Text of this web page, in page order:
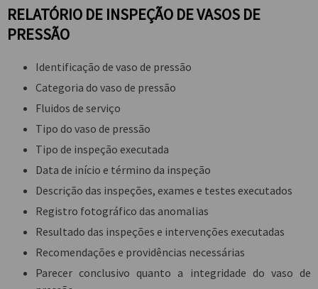
RELATÓRIO DE INSPEÇÃO DE VASOS DE
PRESSÃO
Identificação de vaso de pressão
Categoria do vaso de pressão
Fluidos de serviço
Tipo do vaso de pressão
Tipo de inspeção executada
Data de início e término da inspeção
Descrição das inspeções, exames e testes executados
Registro fotográfico das anomalias
Resultado das inspeções e intervenções executadas
Recomendações e providências necessárias
Parecer conclusivo quanto a integridade do vaso de